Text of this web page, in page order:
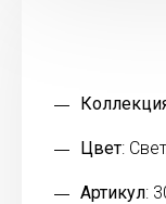
Цвет:
Артикул: